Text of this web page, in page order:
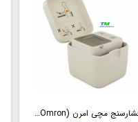
فشارسنج مچی امرن (Omron) مدل RS2